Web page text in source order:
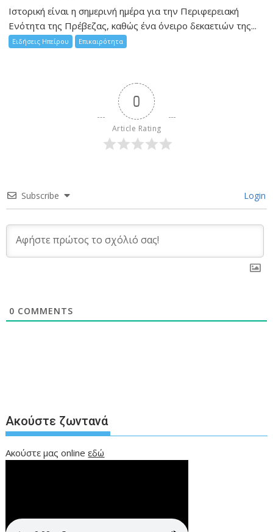
Ιστορική είναι η σημερινή ημέρα για την Περιφερειακή
Ενότητα της Πρέβεζας, καθώς ένα όνειρο δεκαετιών της...
Ειδήσεις Ηπείρου Επικαιρότητα
0
Article Rating
Subscribe Login
0 COMMENTS
Ακούστε ζωντανά
Ακούστε μας onlineεδώ